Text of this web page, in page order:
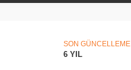
ÖnerileriSON GÜNCELLEME
6 YIL